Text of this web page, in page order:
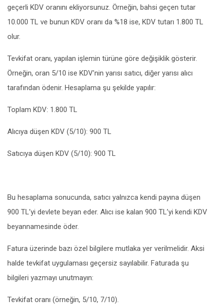
geçerli KDV oranını ekliyorsunuz. Örneğin, bahsi geçen tutar
10.000 TL ve bunun KDV oranı da %18 ise, KDV tutarı 1.800 TL
olur.
Tevkifat oranı, yapılan işlemin türüne göre değişiklik gösterir.
Örneğin, oran 5/10 ise KDV’nin yarısı satıcı, diğer yarısı alıcı
tarafından ödenir. Hesaplama şu şekilde yapılır:
Toplam KDV: 1.800 TL
Alıcıya düşen KDV (5/10): 900 TL
Satıcıya düşen KDV (5/10): 900 TL
Bu hesaplama sonucunda, satıcı yalnızca kendi payına düşen
900 TL’yi devlete beyan eder. Alıcı ise kalan 900 TL’yi kendi KDV
beyannamesinde öder.
Fatura üzerinde bazı özel bilgilere mutlaka yer verilmelidir. Aksi
halde tevkifat uygulaması geçersiz sayılabilir. Faturada şu
bilgileri yazmayı unutmayın:
Tevkifat oranı (örneğin, 5/10, 7/10).